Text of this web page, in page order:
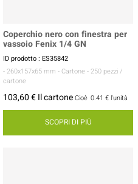
Coperchio nero con finestra per
vassoio Fenix 1/4 GN
ID prodotto : ES35842
- 260x157x65 mm - Cartone - 250 pezzi /
cartone
103,60 € Il cartoneCioè 0.41 € l'unità
SCOPRI DI PIÙ